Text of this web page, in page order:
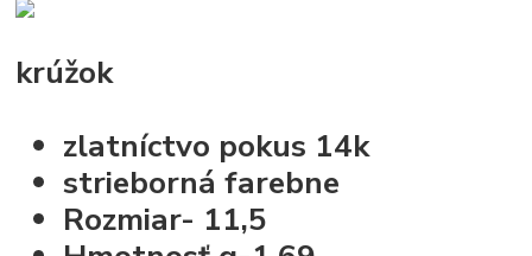
krúžok
zlatníctvo pokus 14k
strieborná farebne
Rozmiar- 11,5